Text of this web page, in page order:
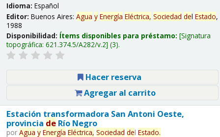
Idioma: Español
Editor: Buenos Aires: Agua y Energía Eléctrica, Sociedad del Estado,
1988
Disponibilidad: Ítems disponibles para préstamo: Signatura
topográfica: 621.374.5/A282/v.2 (3).
Hacer reserva
Agregar al carrito
Estación transformadora San Antoni Oeste,
provincia deRío Negro
por Agua y Energía Eléctrica, Sociedad del Estado.